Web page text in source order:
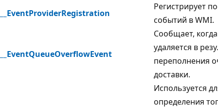
__EventProviderRegistration
Регистрирует
событий в WMI.
__EventQueueOverflowEvent
Сообщает,
удаляется в
переполнения
доставки.
Используется
определения